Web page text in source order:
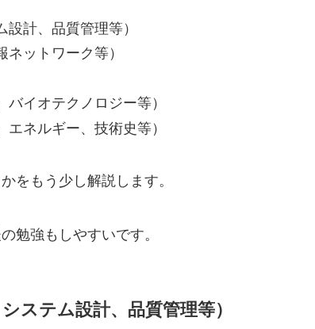
計、品質管理等）
ットワーク等）
イオテクノロジー等）
ネルギー、技術史等）
をもう少し解説します。
勉強もしやすいです。
ステム設計、品質管理等）